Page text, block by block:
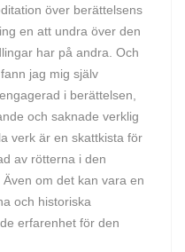
över berättelsens
en att undra över den
har på andra. Och
jag mig själv
i berättelsen,
och saknade verklig
verk är en skattkista för
av rötterna i den
om det kan vara en
och historiska
erfarenhet för den